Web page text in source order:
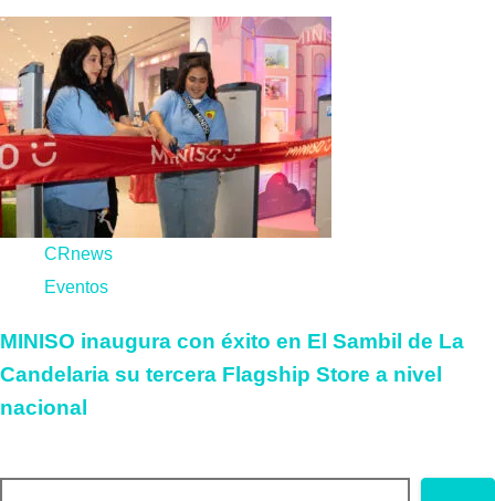
CRnews
Eventos
MINISO inaugura con éxito en El Sambil de La
Candelaria su tercera Flagship Store a nivel
nacional